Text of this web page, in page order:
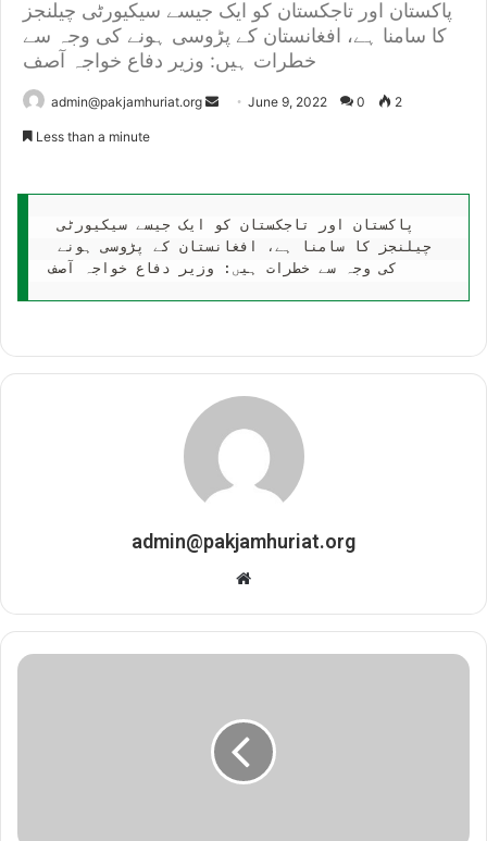
پاکستان اور تاجکستان کو ایک جیسے سیکیورٹی چیلنجز
کا سامنا ہے، افغانستان کے پڑوسی ہونے کی وجہ سے
خطرات ہیں: وزیر دفاع خواجہ آصف
admin@pakjamhuriat.org
Send June 9, 2022 0 2
Less than a minute
پاکستان اور تاجکستان کو ایک جیسے سیکیورٹی
کی وجہ سے خطرات ہیں: وزیر دفاع خواجہ آصف
admin@pakjamhuriat.org
Website